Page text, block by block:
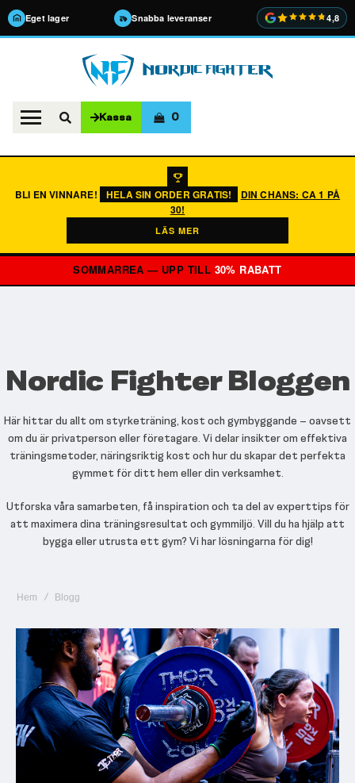
Eget lager Snabba leveranser 4,8
Kassa 0
BLI EN VINNARE! HELA SIN ORDER GRATIS!
DIN CHANS: CA 1 PÅ
30!
LÄS MER
SOMMARREA — UPP TILL 30% RABATT
Nordic Fighter Bloggen
Här hittar du allt om styrketräning, kost och gymbyggande – oavsett
om du är privatperson eller företagare. Vi delar insikter om effektiva
träningsmetoder, näringsriktig kost och hur du skapar det perfekta
gymmet för ditt hem eller din verksamhet.
Utforska våra samarbeten, få inspiration och ta del av experttips för
att maximera dina träningsresultat och gymmiljö. Vill du ha hjälp att
bygga eller utrusta ett gym? Vi har lösningarna för dig!
Hem Blogg